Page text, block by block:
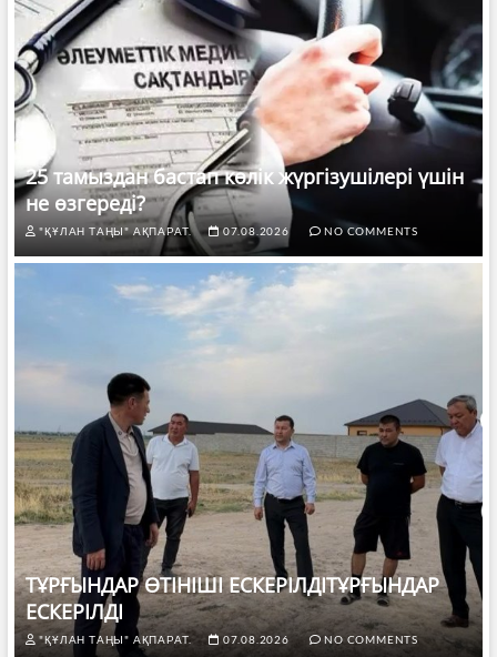
25 тамыздан бастап көлік жүргізушілері үшін
не өзгереді?
"ҚҰЛАН ТАҢЫ" АҚПАРАТ. 07.08.2026 NO COMMENTS
ТҰРҒЫНДАР ӨТІНІШІ ЕСКЕРІЛДІТҰРҒЫНДАР
ЕСКЕРІЛДІ
"ҚҰЛАН ТАҢЫ" АҚПАРАТ. 07.08.2026 NO COMMENTS